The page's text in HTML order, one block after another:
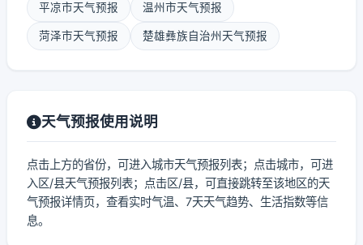
平凉市天气预报 温州市天气预报
菏泽市天气预报 楚雄彝族自治州天气预报
天气预报使用说明
点击上方的省份，可进入城市天气预报列表；点击城市，可进
入区/县天气预报列表；点击区/县，可直接跳转至该地区的天
气预报详情页，查看实时气温、7天天气趋势、生活指数等信
息。